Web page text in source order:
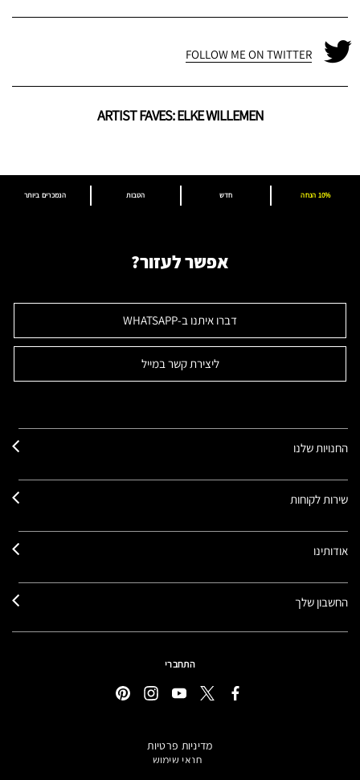
FOLLOW ME ON TWITTER
ARTIST FAVES: ELKE WILLEMEN
הנמכרים ביותר הטבות חדש 10% הנחה
אפשר לעזור?
דברו איתנו ב-WHATSAPP
ליצירת קשר במייל
החנויות שלנו
שירות לקוחות
אודותינו
החשבון שלך
התחברי
מדיניות פרטיות
תנאי שימוש